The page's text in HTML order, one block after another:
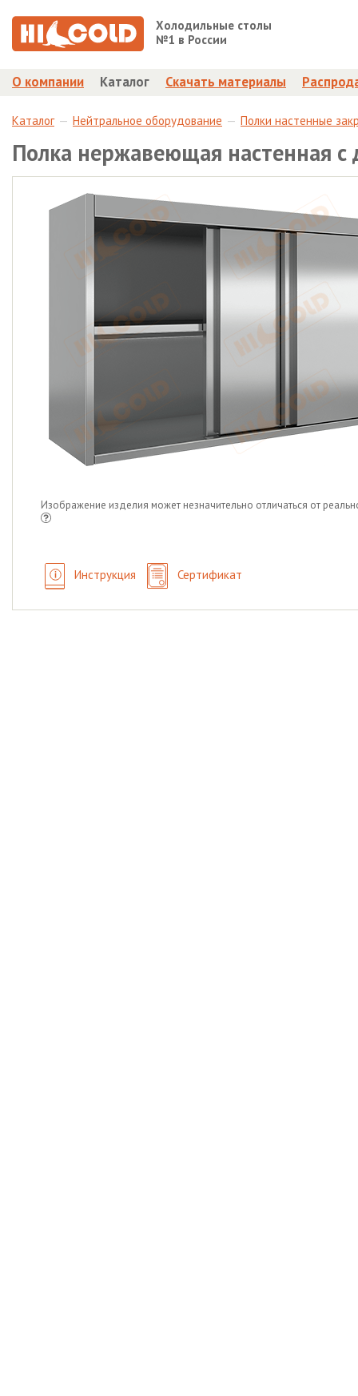
Холодильные столы
№1 в России
О компании Каталог Скачать материалы
Каталог Нейтральное оборудование Полки настенные
Полка нержавеющая настенная
Изображение изделия может незначительно отличаться от
Инструкция Сертификат